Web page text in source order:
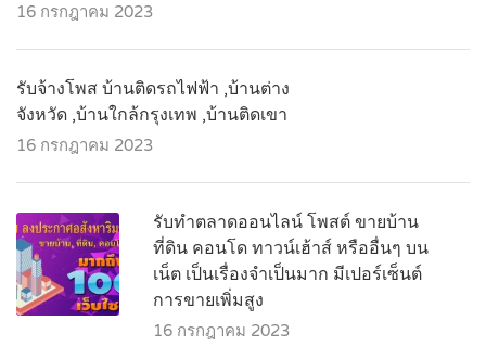
16 กรกฎาคม 2023
รับจ้างโพส บ้านติดรถไฟฟ้า ,บ้านต่าง
จังหวัด ,บ้านใกล้กรุงเทพ ,บ้านติดเขา
16 กรกฎาคม 2023
รับทำตลาดออนไลน์ โพสต์ ขายบ้าน
ที่ดิน คอนโด ทาวน์เฮ้าส์ หรืออื่นๆ บน
เน็ต เป็นเรื่องจำเป็นมาก มีเปอร์เซ็นต์
การขายเพิ่มสูง
16 กรกฎาคม 2023